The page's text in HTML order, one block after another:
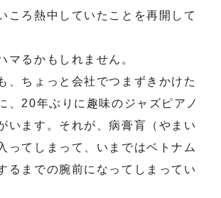
ころ熱中していたことを再開して
マるかもしれません。
、ちょっと会社でつまずきかけた
、20年ぶりに趣味のジャズピアノ
います。それが、病膏肓（やまい
ってしまって、いまではベトナム
るまでの腕前になってしまってい